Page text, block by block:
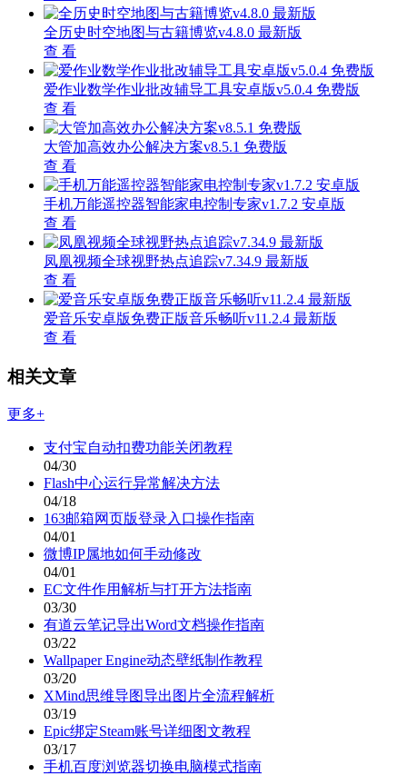
全历史时空地图与古籍博览v4.8.0 最新版
查 看
爱作业数学作业批改辅导工具安卓版v5.0.4 免费版
查 看
大管加高效办公解决方案v8.5.1 免费版
查 看
手机万能遥控器智能家电控制专家v1.7.2 安卓版
查 看
凤凰视频全球视野热点追踪v7.34.9 最新版
查 看
爱音乐安卓版免费正版音乐畅听v11.2.4 最新版
查 看
相关文章
更多+
支付宝自动扣费功能关闭教程
04/30
Flash中心运行异常解决方法
04/18
163邮箱网页版登录入口操作指南
04/01
微博IP属地如何手动修改
04/01
EC文件作用解析与打开方法指南
03/30
有道云笔记导出Word文档操作指南
03/22
Wallpaper Engine动态壁纸制作教程
03/20
XMind思维导图导出图片全流程解析
03/19
Epic绑定Steam账号详细图文教程
03/17
手机百度浏览器切换电脑模式指南